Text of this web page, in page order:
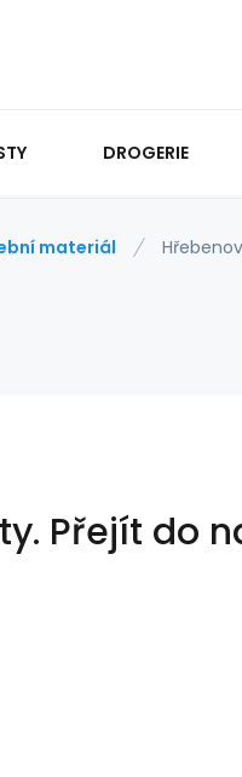
DROGERIE
materiál
Přejít do